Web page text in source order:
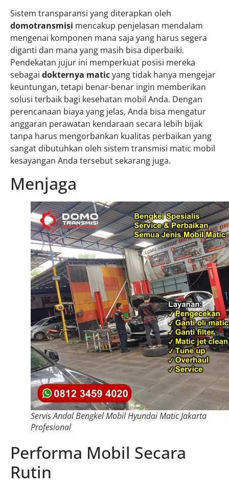
Sistem transparansi yang diterapkan oleh
domotransmisi mencakup penjelasan mendalam
mengenai komponen mana saja yang harus segera
diganti dan mana yang masih bisa diperbaiki.
Pendekatan jujur ini memperkuat posisi mereka
sebagai dokternya maticyang tidak hanya mengejar
keuntungan, tetapi benar-benar ingin memberikan
solusi terbaik bagi kesehatan mobil Anda. Dengan
perencanaan biaya yang jelas, Anda bisa mengatur
anggaran perawatan kendaraan secara lebih bijak
tanpa harus mengorbankan kualitas perbaikan yang
sangat dibutuhkan oleh sistem transmisi matic mobil
kesayangan Anda tersebut sekarang juga.
Menjaga
Servis Andal Bengkel Mobil Hyundai Matic Jakarta
Profesional
Performa Mobil Secara
Rutin